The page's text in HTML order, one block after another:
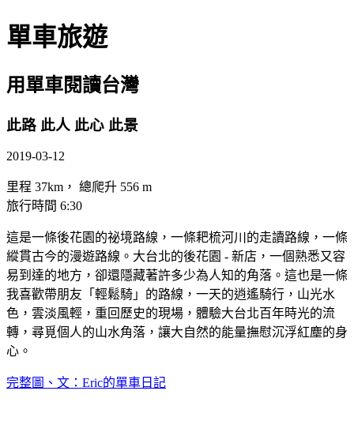
單車旅遊
用單車閱讀台灣
此路 此人 此心 此景
2019-03-12
里程 37km， 總爬升 556 m
旅行時間 6:30
這是一條後花園的祕境路線，一條耙梳河川的走讀路線，一條
縱貫古今的漫遊路線。大台北的後花園 - 新店，一個熟悉又容
易到達的地方，卻還隱藏著許多少為人知的角落。這也是一條
我喜歡帶朋友「輕鬆騎」的路線，一天的逍遙騎行，山光水
色，雲淡風輕，重回歷史的現場，體驗大台北百年時光的流
轉，尋覓個人的山水角落，讓大自然的能量撫慰沉浮紅塵的身
心。
完整圖、文：Eric的單車日記